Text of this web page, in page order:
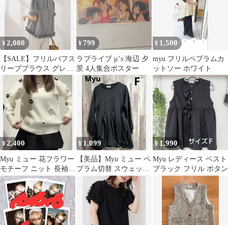
¥2,080
【SALE】フリルパフス
リーブブラウス グレー
Fit more系 Myu好
¥ 799
ラブライブ μ’s 海辺 夕
景 4人集合ポスター
¥ 1,500
myu フリルペプラムカ
ットソー ホワイト
¥2,400
Myu ミュー 花フラワー
モチーフ ニット 長袖
ホワイト 白 セーター
¥ 1,099
【美品】Myu ミュー ペ
プラム切替 スウェット
トレーナー チュニック
¥1,990
Myu レディース ベスト
ブラック フリル ボタン